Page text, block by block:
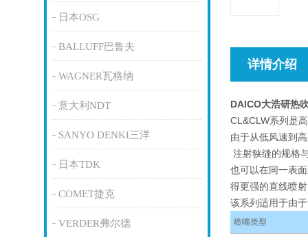
日本OSG
BALLUFF巴鲁夫
WAGNER瓦格纳
意大利NDT
SANYO DENKI三洋
日本TDK
COMET捷克
VERDER弗尔德
详情介绍
DAICO大浩研热
CL&CLW系列是
由于从低风速到
注射狭缝的规格
也可以在同一表
得更强的直线喷
该系列适用于由
喷嘴类型